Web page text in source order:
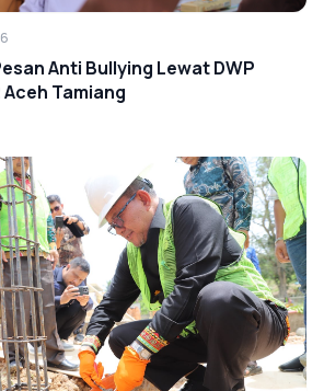
Anti Bullying Lewat DWP
Aceh Tamiang